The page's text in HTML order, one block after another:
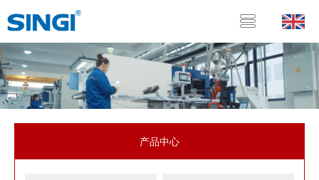
产品中心